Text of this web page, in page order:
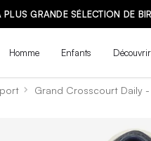
PLUS GRANDE SÉLECTION DE
Homme Enfants Découvrir
Grand Crosscourt Daily